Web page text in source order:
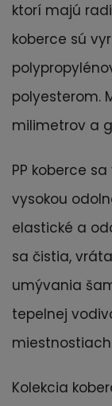
ktorí majú
koberce sú
polyesterom.
milimetrov a
PP koberce
vysokou
elastické a
sa čistia,
umývania
tepelnej
Kolekcia